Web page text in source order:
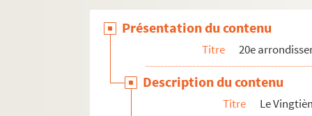
4-AFF-002544-(26). Le Barbier
4-AFF-002544-(27). Barricades
Présentation du contenu
Titre 20e
Description du contenu
Titre
Le